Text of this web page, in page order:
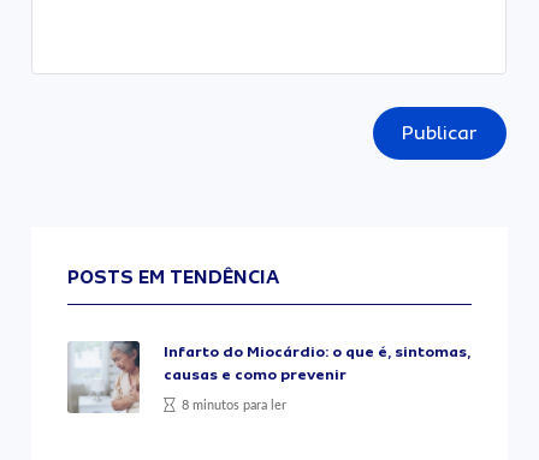
Publicar
POSTS EM TENDÊNCIA
Infarto do Miocárdio: o que é, sintomas,
causas e como prevenir
8 minutos para ler